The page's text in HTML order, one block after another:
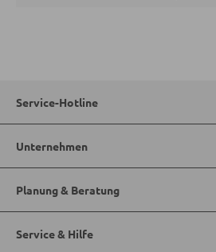
Wandspiegel
Badspiegel
BARMÖBEL
Service-Hotline
Unternehmen
Planung & Beratung
Service & Hilfe